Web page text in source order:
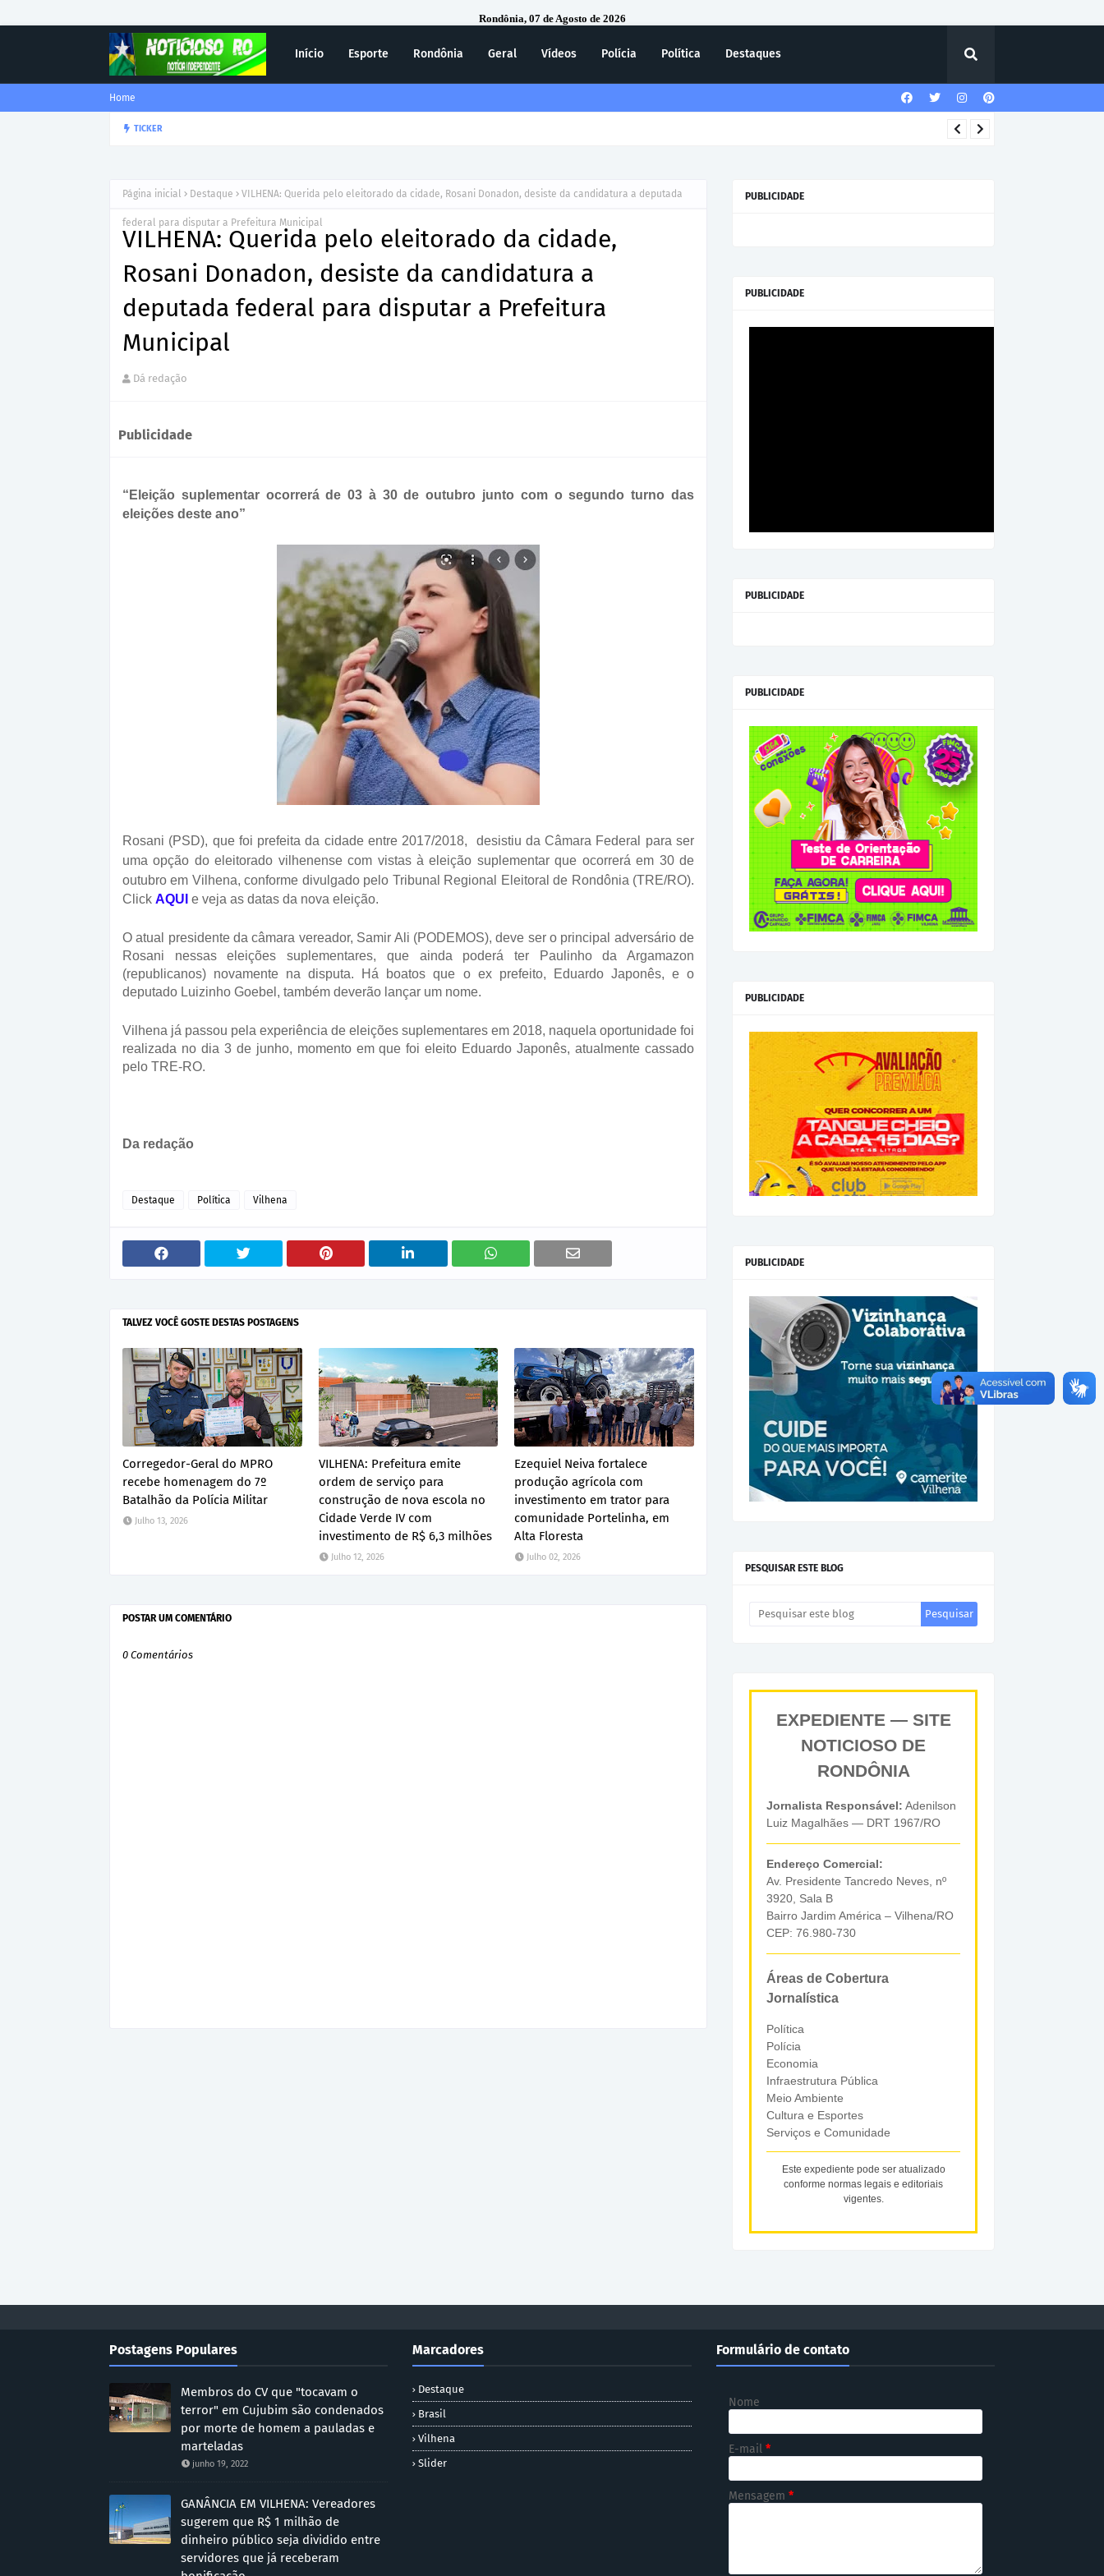
Rondônia, 07 de Agosto de 2026
Início Esporte Rondônia Geral Vídeos Polícia Política Destaques
Home
TICKER
Página inicial Destaque VILHENA: Querida pelo eleitorado da cidade, Rosani Donadon, desiste da candidatura a deputada
federal para disputar a Prefeitura Municipal
VILHENA: Querida pelo eleitorado da cidade,
Rosani Donadon, desiste da candidatura a
deputada federal para disputar a Prefeitura
Municipal
Dá redação
Publicidade
“Eleição suplementar ocorrerá de 03 à 30 de outubro junto com o segundo turno das
eleições deste ano”
Rosani (PSD), que foi prefeita da cidade entre 2017/2018, desistiu da Câmara Federal para ser
uma opção do eleitorado vilhenense com vistas à eleição suplementar que ocorrerá em 30 de
outubro em Vilhena, conforme divulgado pelo Tribunal Regional Eleitoral de Rondônia (TRE/RO).
Click AQUI e veja as datas da nova eleição.
O atual presidente da câmara vereador, Samir Ali (PODEMOS), deve ser o principal adversário de
Rosani nessas eleições suplementares, que ainda poderá ter Paulinho da Argamazon
(republicanos) novamente na disputa. Há boatos que o ex prefeito, Eduardo Japonês, e o
deputado Luizinho Goebel, também deverão lançar um nome.
Vilhena já passou pela experiência de eleições suplementares em 2018, naquela oportunidade foi
realizada no dia 3 de junho, momento em que foi eleito Eduardo Japonês, atualmente cassado
pelo TRE-RO.
Da redação
Destaque Política Vilhena
TALVEZ VOCÊ GOSTE DESTAS POSTAGENS
Corregedor-Geral do MPRO
recebe homenagem do 7º
Batalhão da Polícia Militar
Julho 13, 2026
VILHENA: Prefeitura emite
ordem de serviço para
construção de nova escola no
Cidade Verde IV com
investimento de R$ 6,3 milhões
Julho 12, 2026
Ezequiel Neiva fortalece
produção agrícola com
investimento em trator para
comunidade Portelinha, em
Alta Floresta
Julho 02, 2026
POSTAR UM COMENTÁRIO
0 Comentários
PUBLICIDADE
PUBLICIDADE
PUBLICIDADE
PUBLICIDADE
PUBLICIDADE
PUBLICIDADE
PESQUISAR ESTE BLOG
EXPEDIENTE — SITE
NOTICIOSO DE
RONDÔNIA
Jornalista Responsável: Adenilson
Luiz Magalhães — DRT 1967/RO
Endereço Comercial:
Av. Presidente Tancredo Neves, nº
3920, Sala B
Bairro Jardim América – Vilhena/RO
CEP: 76.980-730
Áreas de Cobertura
Jornalística
Política
Polícia
Economia
Infraestrutura Pública
Meio Ambiente
Cultura e Esportes
Serviços e Comunidade
Este expediente pode ser atualizado
conforme normas legais e editoriais
vigentes.
Postagens Populares
Membros do CV que "tocavam o
terror" em Cujubim são condenados
por morte de homem a pauladas e
marteladas
junho 19, 2022
GANÂNCIA EM VILHENA: Vereadores
sugerem que R$ 1 milhão de
dinheiro público seja dividido entre
servidores que já receberam
Marcadores
Destaque
Brasil
Vilhena
Slider
Formulário de contato
Nome
E-mail *
Mensagem *